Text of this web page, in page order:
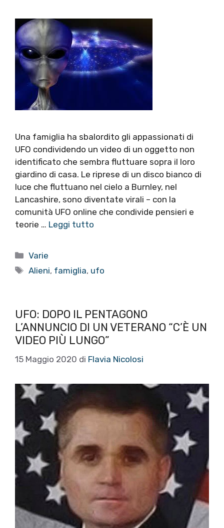
Una famiglia ha sbalordito gli appassionati di
UFO condividendo un video di un oggetto non
identificato che sembra fluttuare sopra il loro
giardino di casa. Le riprese di un disco bianco di
luce che fluttuano nel cielo a Burnley, nel
Lancashire, sono diventate virali – con la
comunità UFO online che condivide pensieri e
teorie … Leggi tutto
Categorie
Varie
Tag
Alieni, famiglia, ufo
UFO: DOPO IL PENTAGONO
L’ANNUNCIO DI UN VETERANO “C’È UN
VIDEO PIÙ LUNGO”
15 Maggio 2020 di Flavia Nicolosi